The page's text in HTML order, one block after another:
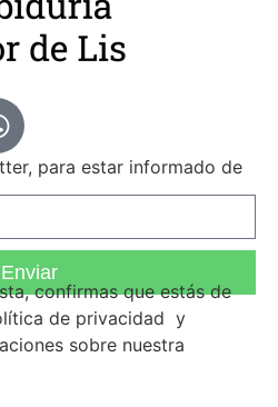
para estar informado de
Enviar
confirmas que estás de
de privacidad y
sobre nuestra